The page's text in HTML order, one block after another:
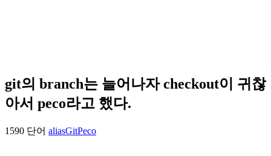
git의 branch는 늘어나자 checkout이 귀찮
아서 peco라고 했다.
1590 단어 aliasGitPeco